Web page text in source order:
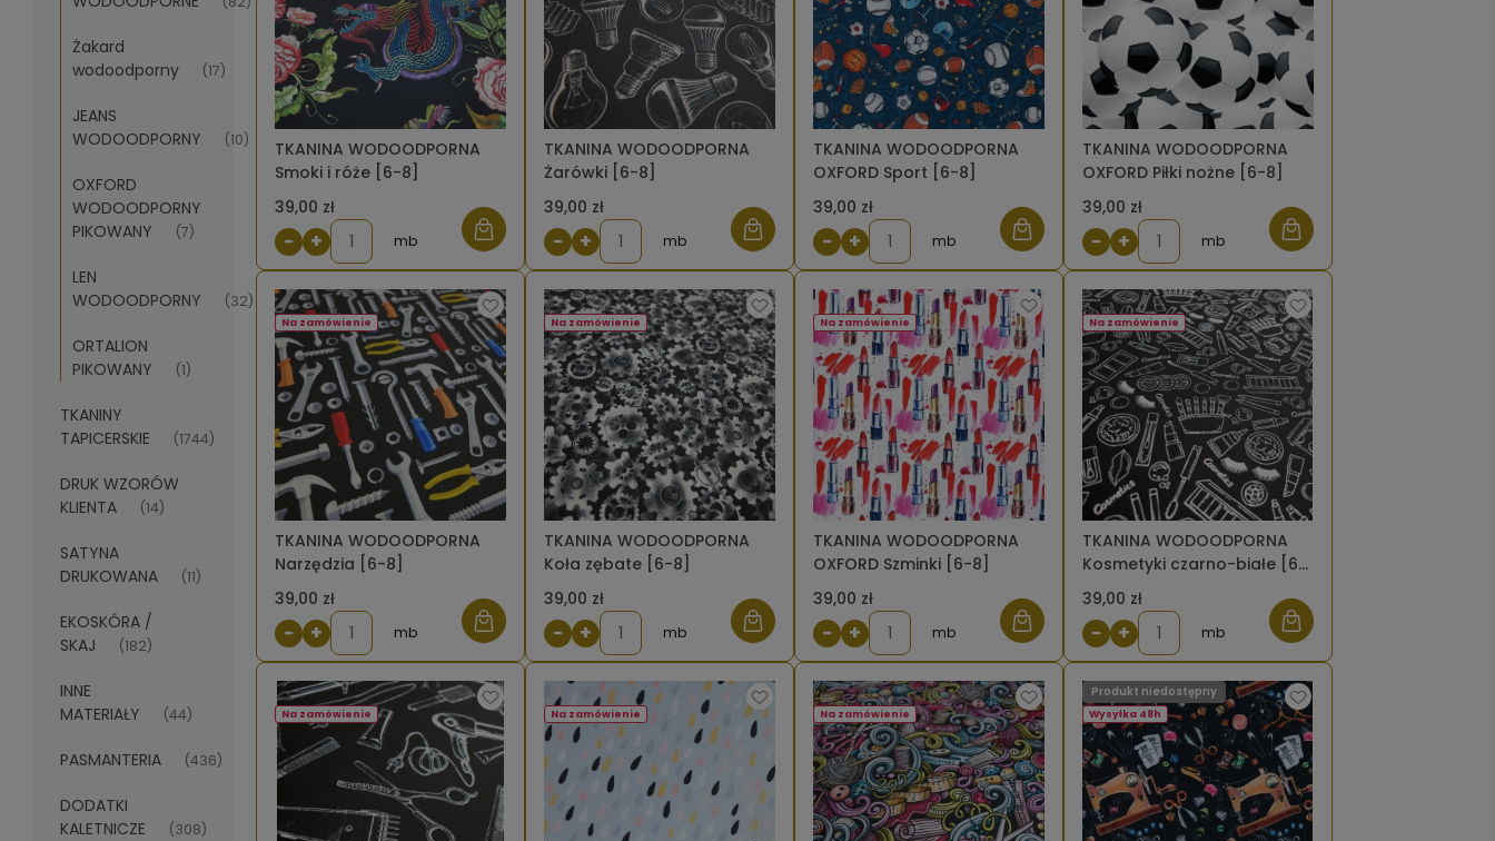
Żakard
wodoodporny
(17)
JEANS
WODOODPORNY
(10)
OXFORD
WODOODPORNY
PIKOWANY
(7)
LEN
WODOODPORNY
(32)
ORTALION
PIKOWANY
(1)
TKANINY
TAPICERSKIE
(1744)
DRUK WZORÓW
KLIENTA
(14)
SATYNA
DRUKOWANA
(11)
EKOSKÓRA /
SKAJ
(182)
INNE
MATERIAŁY
(44)
PASMANTERIA (436)
DODATKI
KALETNICZE
(308)
TKANINA WODOODPORNA
Smoki i róże [6-8]
39,00 zł
− + mb
TKANINA WODOODPORNA
Żarówki [6-8]
39,00 zł
− + mb
TKANINA WODOODPORNA
OXFORD Sport [6-8]
39,00 zł
− + mb
TKANINA WODOODPORNA
OXFORD Piłki nożne [6-8]
39,00 zł
− + mb
TKANINA WODOODPORNA
Narzędzia [6-8]
39,00 zł
Na zamówienie
− + mb
TKANINA WODOODPORNA
Koła zębate [6-8]
39,00 zł
Na zamówienie
− + mb
TKANINA WODOODPORNA
OXFORD Szminki [6-8]
39,00 zł
Na zamówienie
− + mb
TKANINA WODOODPORNA
Kosmetyki czarno-białe [6-
8]
39,00 zł
Na zamówienie
− + mb
Na zamówienie Na zamówienie Na zamówienie Wysyłka 48h
Produkt niedostępny